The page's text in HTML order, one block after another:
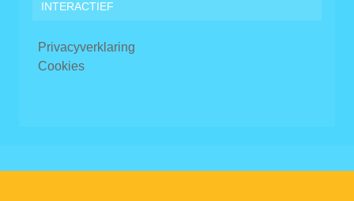
INTERACTIEF
Privacyverklaring
Cookies